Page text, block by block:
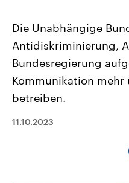
Aktuelle Beiträge, Analysen
Hintergründe
Wirtschaftlich und
gehören die Vereinigten
den mächtigsten Ländern
mit großem Einfluss auf das
aktuelle Weltgeschehen.
Die Unabhängige
Antidiskriminierung,
Bundesregierung
Kommunikation mehr
betreiben.
11.10.2023